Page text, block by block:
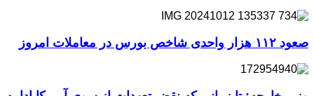
صعود ۱۱۲ هزار واحدی شاخص بورس در معاملات امروز